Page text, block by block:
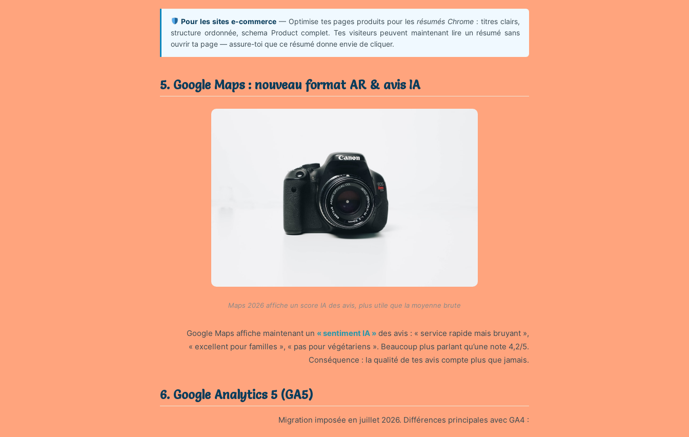
Pour les sites e-commerce— Optimise tes pages produits pour lesrésumés Chrome : titres clairs,
structure ordonnée, schema Product complet. Tes visiteurs peuvent maintenant lire un résumé sans
ouvrir ta page — assure-toi que ce résumé donne envie de cliquer.
5. Google Maps : nouveau format AR & avis IA
Maps 2026 affiche un score IA des avis, plus utile que la moyenne brute
Google Maps affiche maintenant un « sentiment IA » des avis : « service rapide mais bruyant »,
« excellent pour familles », « pas pour végétariens ». Beaucoup plus parlant qu’une note 4,2/5.
Conséquence : la qualité de tes avis compte plus que jamais.
6. Google Analytics 5 (GA5)
Migration imposée en juillet 2026. Différences principales avec GA4 :